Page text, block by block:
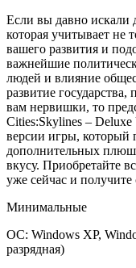
Если вы давно искали
которая учитывает не
вашего развития и
важнейшие
людей и влияние
развитие
вам нервишки, то
Cities:Skylines – Deluxe
версии игры, который
дополнительных
вкусу. Приобретайте
уже сейчас и получите
Минимальные
ОС: Windows XP,
разрядная)